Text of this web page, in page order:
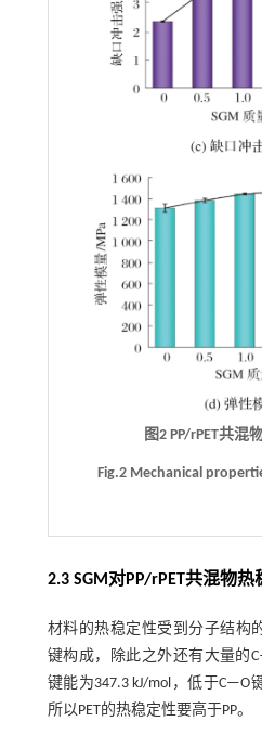
图2 PP/rPET共混
Fig.2 Mechanical
2.3 SGM对PP/rPET共混物
材料的热稳定性受到分子结构
键构成，除此之外还有大量的
键能为347.3 kJ/mol，低于C—O
所以PET的热稳定性要高于PP。